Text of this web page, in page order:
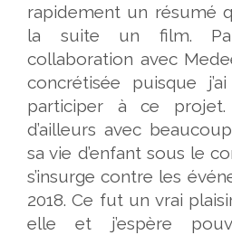
rapidement un résumé
la suite un film.
collaboration avec
concrétisée puisque
participer à ce
d’ailleurs avec
sa vie d’enfant sous le
s’insurge contre les
2018. Ce fut un vrai
elle et j’espère